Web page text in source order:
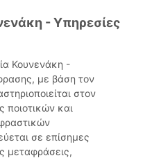
- Υπηρεσίες
Κουνενάκη -
με βάση τον
στον
ποιοτικών και
σε επίσημες
μεταφράσεις,